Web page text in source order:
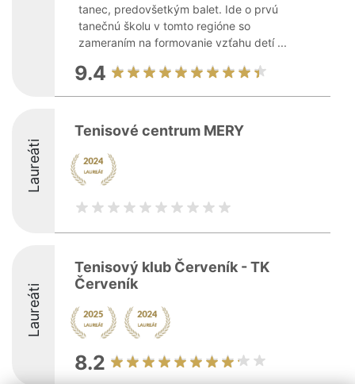
tanec, predovšetkým balet. Ide o prvú
tanečnú školu v tomto regióne so
zameraním na formovanie vzťahu detí ...
9.4
Laureáti
Tenisové centrum MERY
Laureáti
Tenisový klub Červeník - TK
Červeník
8.2